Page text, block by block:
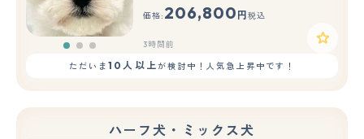
価格: 206,800 円 税込
3時間前
ただいま10人以上が検討中！人気急上昇中です！
ハーフ犬・ミックス犬